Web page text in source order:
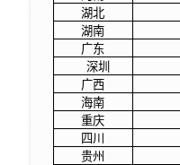
湖北
湖南
广东
深圳
广西
海南
重庆
四川
贵州